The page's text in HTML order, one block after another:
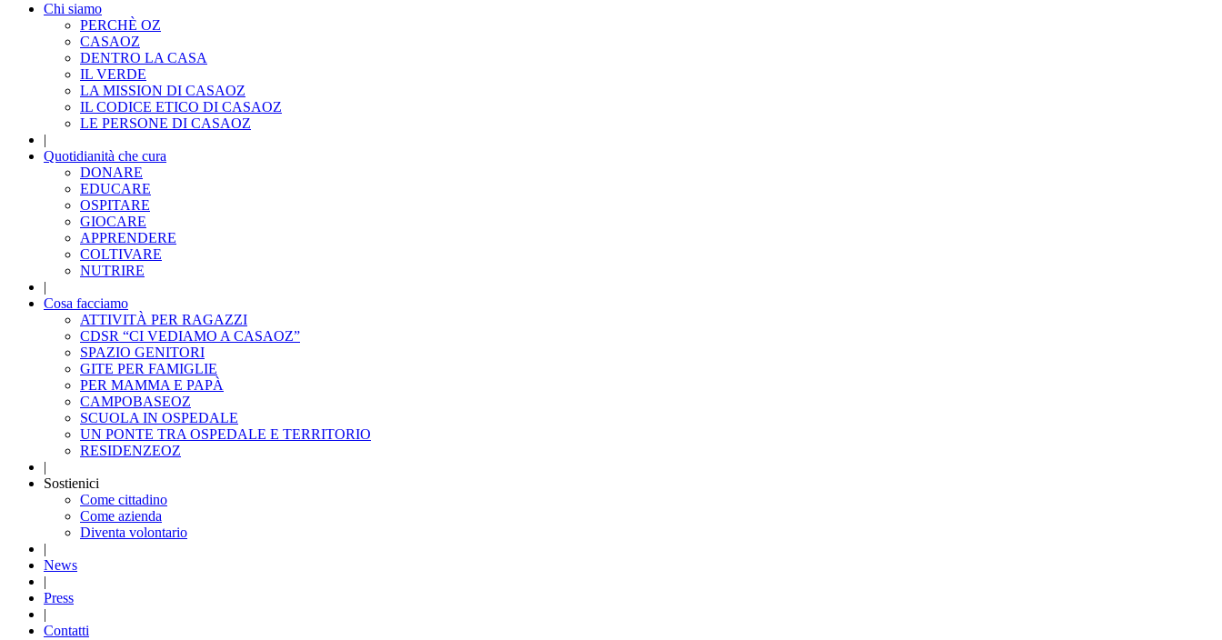
Chi siamo
PERCHÈ OZ
CASAOZ
DENTRO LA CASA
IL VERDE
LA MISSION DI CASAOZ
IL CODICE ETICO DI CASAOZ
LE PERSONE DI CASAOZ
|
Quotidianità che cura
DONARE
EDUCARE
OSPITARE
GIOCARE
APPRENDERE
COLTIVARE
NUTRIRE
|
Cosa facciamo
ATTIVITÀ PER RAGAZZI
CDSR “CI VEDIAMO A CASAOZ”
SPAZIO GENITORI
GITE PER FAMIGLIE
PER MAMMA E PAPÀ
CAMPOBASEOZ
SCUOLA IN OSPEDALE
UN PONTE TRA OSPEDALE E TERRITORIO
RESIDENZEOZ
|
Sostienici
Come cittadino
Come azienda
Diventa volontario
|
News
|
Press
|
Contatti